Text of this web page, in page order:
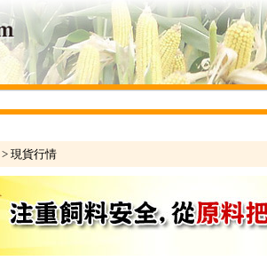
> 現貨行情